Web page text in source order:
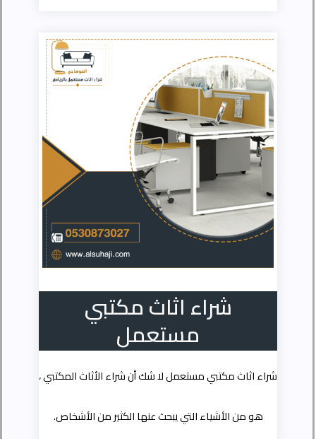
شراء اثاث مكتبي
مستعمل
شراء اثاث مكتبي مستعمل لا شك أن شراء الأثاث المكتبي ،
هو من الأشياء التي يبحث عنها الكثير من الأشخاص.